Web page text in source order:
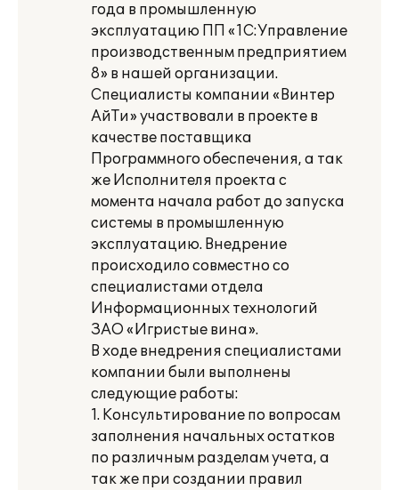
года в промышленную
эксплуатацию ПП «1С:Управление
производственным предприятием
8» в нашей организации.
Специалисты компании «Винтер
АйТи» участвовали в проекте в
качестве поставщика
Программного обеспечения, а так
же Исполнителя проекта с
момента начала работ до запуска
системы в промышленную
эксплуатацию. Внедрение
происходило совместно со
специалистами отдела
Информационных технологий
ЗАО «Игристые вина».
В ходе внедрения специалистами
компании были выполнены
следующие работы:
1. Консультирование по вопросам
заполнения начальных остатков
по различным разделам учета, а
так же при создании правил